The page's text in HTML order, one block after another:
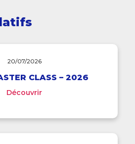
20/07/2026
CLASS – 2026
Découvrir